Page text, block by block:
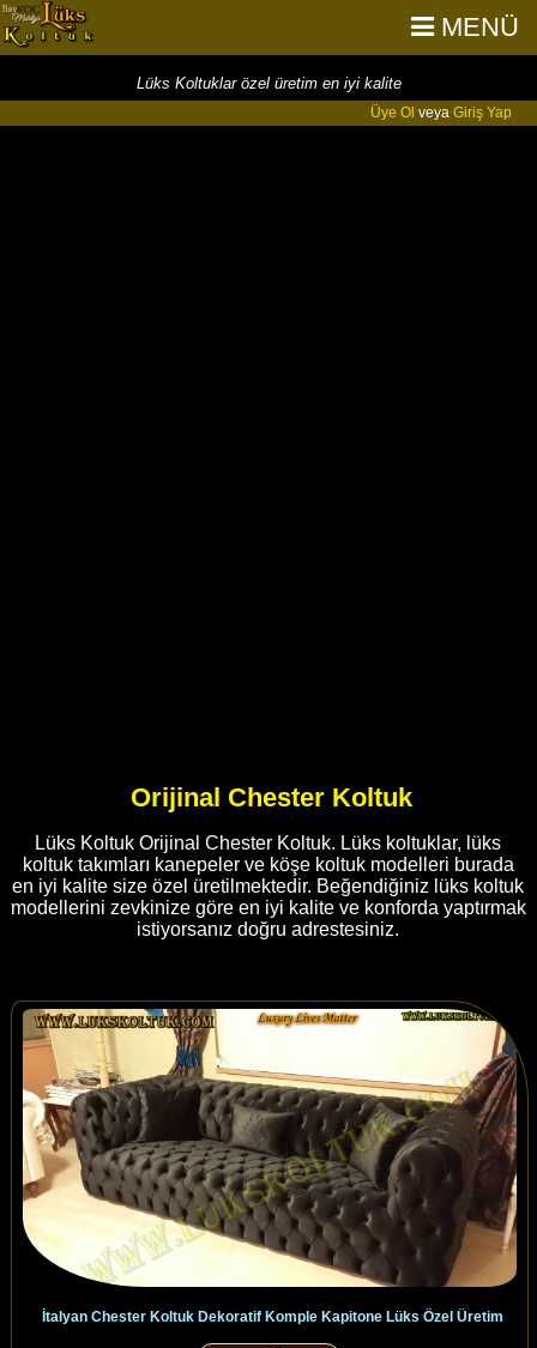
MENÜ
Lüks Koltuklar özel üretim en iyi kalite
Üye Ol veya Giriş Yap
Orijinal Chester Koltuk
Lüks Koltuk Orijinal Chester Koltuk. Lüks koltuklar, lüks
koltuk takımları kanepeler ve köşe koltuk modelleri burada
en iyi kalite size özel üretilmektedir. Beğendiğiniz lüks koltuk
modellerini zevkinize göre en iyi kalite ve konforda yaptırmak
istiyorsanız doğru adrestesiniz.
İtalyan Chester Koltuk Dekoratif Komple Kapitone Lüks Özel Üretim